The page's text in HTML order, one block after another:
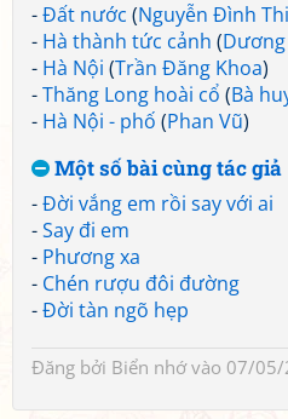
-Đất nước (Nguyễn Đình Thi
- Hà thành tức cảnh (
- Hà Nội (Trần Đăng Khoa)
-Thăng Long hoài cổ (Bà
- Hà Nội - phố (Phan Vũ)
Một số bài cùng tác giả
-Đời vắng em rồi say với ai
-Say đi em
- Phương xa
- Chén rượu đôi đường
-Đời tàn ngõ hẹp
Đăng bởi Biển nhớvào 07/05/